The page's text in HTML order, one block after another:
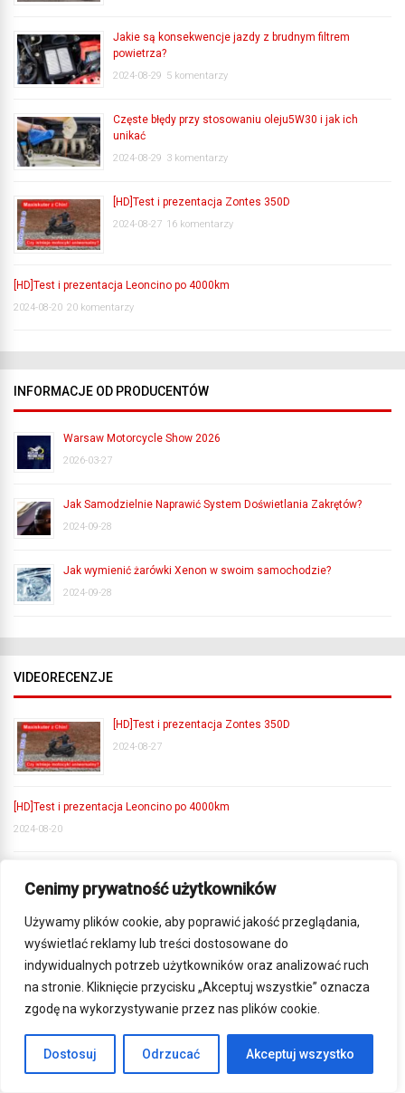
Cenimy prywatność użytkowników
Używamy plików cookie, aby poprawić jakość przeglądania,
wyświetlać reklamy lub treści dostosowane do
indywidualnych potrzeb użytkowników oraz analizować ruch
na stronie. Kliknięcie przycisku „Akceptuj wszystkie” oznacza
zgodę na wykorzystywanie przez nas plików cookie.
Dostosuj Odrzucać Akceptuj wszystko
Jakie są konsekwencje jazdy z brudnym filtrem
powietrza?
2024-08-29 5 komentarzy
Częste błędy przy stosowaniu oleju5W30 i jak ich
unikać
2024-08-29 3 komentarzy
[HD]Test i prezentacja Zontes 350D
2024-08-27 16 komentarzy
[HD]Test i prezentacja Leoncino po 4000km
2024-08-20 20 komentarzy
INFORMACJE OD PRODUCENTÓW
Warsaw Motorcycle Show 2026
2026-03-27
Jak Samodzielnie Naprawić System Doświetlania Zakrętów?
2024-09-28
Jak wymienić żarówki Xenon w swoim samochodzie?
2024-09-28
VIDEORECENZJE
[HD]Test i prezentacja Zontes 350D
2024-08-27
[HD]Test i prezentacja Leoncino po 4000km
2024-08-20
2024-08-06
[HD]Test i prezentacja Romet XDV |motocykle125.pl
2024-07-02
SYM ADX 125, czyli terenowy skuter. Czego to ludzie
nie wymyślą?
2024-06-11